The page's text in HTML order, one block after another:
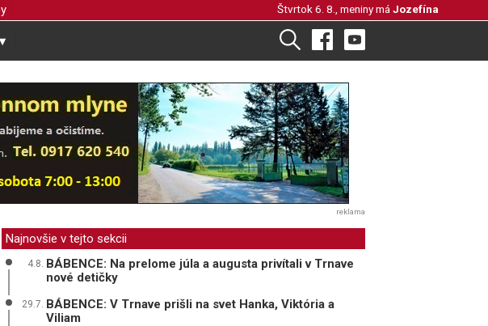
Štvrtok 6. 8., meniny má Jozefína
▾
reklama
Najnovšie v tejto sekcii
4.8. BÁBENCE: Na prelome júla a augusta privítali v Trnave
nové detičky
29.7. BÁBENCE: V Trnave prišli na svet Hanka, Viktória a
Viliam